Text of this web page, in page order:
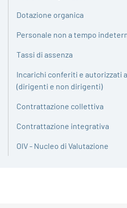
Dotazione organica
Personale non a tempo
Tassi di assenza
Incarichi conferiti e autorizzati
(dirigenti e non dirigenti)
Contrattazione collettiva
Contrattazione integrativa
OIV - Nucleo di Valutazione